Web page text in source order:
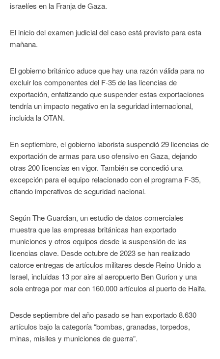
israelíes en la Franja de Gaza.
El inicio del examen judicial del caso está previsto para esta
mañana.
El gobierno británico aduce que hay una razón válida para no
excluir los componentes del F-35 de las licencias de
exportación, enfatizando que suspender estas exportaciones
tendría un impacto negativo en la seguridad internacional,
incluida la OTAN.
En septiembre, el gobierno laborista suspendió 29 licencias de
exportación de armas para uso ofensivo en Gaza, dejando
otras 200 licencias en vigor. También se concedió una
excepción para el equipo relacionado con el programa F-35,
citando imperativos de seguridad nacional.
Según The Guardian, un estudio de datos comerciales
muestra que las empresas británicas han exportado
municiones y otros equipos desde la suspensión de las
licencias clave. Desde octubre de 2023 se han realizado
catorce entregas de artículos militares desde Reino Unido a
Israel, incluidas 13 por aire al aeropuerto Ben Gurion y una
sola entrega por mar con 160.000 artículos al puerto de Haifa.
Desde septiembre del año pasado se han exportado 8.630
artículos bajo la categoría “bombas, granadas, torpedos,
minas, misiles y municiones de guerra”.